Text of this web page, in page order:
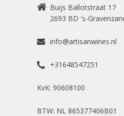
Buijs Ballotstraat 17
2693 BD 's-
info@artisanwines.nl
+31648547251
KvK: 90608100
BTW: NL 865377406B01